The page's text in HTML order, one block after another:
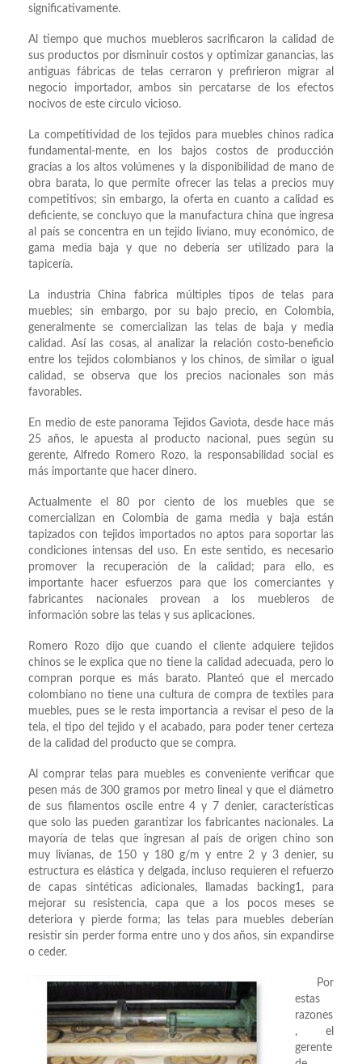
significativamente.
Al tiempo que muchos muebleros sacrificaron la calidad de
sus productos por disminuir costos y optimizar ganancias, las
antiguas fábricas de telas cerraron y prefirieron migrar al
negocio importador, ambos sin percatarse de los efectos
nocivos de este círculo vicioso.
La competitividad de los tejidos para muebles chinos radica
fundamental-mente, en los bajos costos de producción
gracias a los altos volúmenes y la disponibilidad de mano de
obra barata, lo que permite ofrecer las telas a precios muy
competitivos; sin embargo, la oferta en cuanto a calidad es
deficiente, se concluyo que la manufactura china que ingresa
al país se concentra en un tejido liviano, muy económico, de
gama media baja y que no debería ser utilizado para la
tapicería.
La industria China fabrica múltiples tipos de telas para
muebles; sin embargo, por su bajo precio, en Colombia,
generalmente se comercializan las telas de baja y media
calidad. Así las cosas, al analizar la relación costo-beneficio
entre los tejidos colombianos y los chinos, de similar o igual
calidad, se observa que los precios nacionales son más
favorables.
En medio de este panorama Tejidos Gaviota, desde hace más
25 años, le apuesta al producto nacional, pues según su
gerente, Alfredo Romero Rozo, la responsabilidad social es
más importante que hacer dinero.
Actualmente el 80 por ciento de los muebles que se
comercializan en Colombia de gama media y baja están
tapizados con tejidos importados no aptos para soportar las
condiciones intensas del uso. En este sentido, es necesario
promover la recuperación de la calidad; para ello, es
importante hacer esfuerzos para que los comerciantes y
fabricantes nacionales provean a los muebleros de
información sobre las telas y sus aplicaciones.
Romero Rozo dijo que cuando el cliente adquiere tejidos
chinos se le explica que no tiene la calidad adecuada, pero lo
compran porque es más barato. Planteó que el mercado
colombiano no tiene una cultura de compra de textiles para
muebles, pues se le resta importancia a revisar el peso de la
tela, el tipo del tejido y el acabado, para poder tener certeza
de la calidad del producto que se compra.
Al comprar telas para muebles es conveniente verificar que
pesen más de 300 gramos por metro lineal y que el diámetro
de sus filamentos oscile entre 4 y 7 denier, características
que solo las pueden garantizar los fabricantes nacionales. La
mayoría de telas que ingresan al país de origen chino son
muy livianas, de 150 y 180 g/m y entre 2 y 3 denier, su
estructura es elástica y delgada, incluso requieren el refuerzo
de capas sintéticas adicionales, llamadas backing1, para
mejorar su resistencia, capa que a los pocos meses se
deteriora y pierde forma; las telas para muebles deberían
resistir sin perder forma entre uno y dos años, sin expandirse
o ceder.
Por
estas
razones
, el
gerente